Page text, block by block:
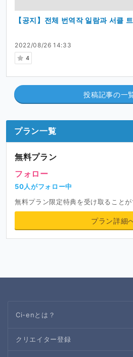
2022/08/26 14:33
4
【공지】전체 번역작 일람과 서클
投稿記事の一
プラン一覧
無料プラン
フォロー
50人がフォロー中
無料プラン限定特典を受け取ること
プラン詳細
Ci-enとは？
クリエイター登録